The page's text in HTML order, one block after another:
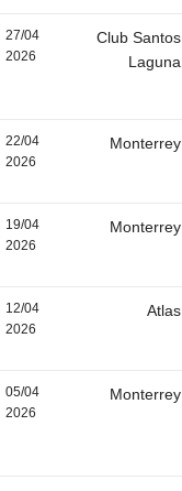
27/04
2026
Club Santos
Laguna
22/04
2026
Monterrey
19/04
2026
Monterrey
12/04
2026
Atlas
05/04
2026
Monterrey